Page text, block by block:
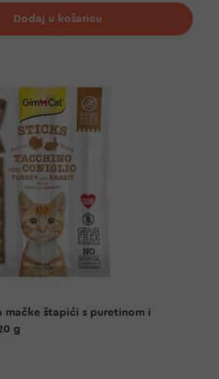
želja
Dodaj u košaricu
mačke štapići s puretinom i
g